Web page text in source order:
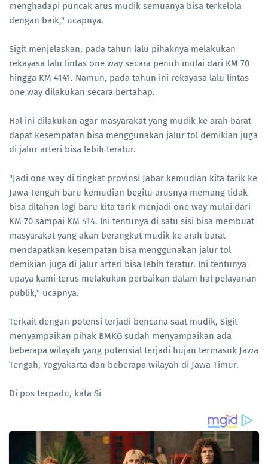
menghadapi puncak arus mudik semuanya bisa terkelola
dengan baik," ucapnya.
Sigit menjelaskan, pada tahun lalu pihaknya melakukan
rekayasa lalu lintas one way secara penuh mulai dari KM 70
hingga KM 4141. Namun, pada tahun ini rekayasa lalu lintas
one way dilakukan secara bertahap.
Hal ini dilakukan agar masyarakat yang mudik ke arah barat
dapat kesempatan bisa menggunakan jalur tol demikian juga
di jalur arteri bisa lebih teratur.
"Jadi one way di tingkat provinsi Jabar kemudian kita tarik ke
Jawa Tengah baru kemudian begitu arusnya memang tidak
bisa ditahan lagi baru kita tarik menjadi one way mulai dari
KM 70 sampai KM 414. Ini tentunya di satu sisi bisa membuat
masyarakat yang akan berangkat mudik ke arah barat
mendapatkan kesempatan bisa menggunakan jalur tol
demikian juga di jalur arteri bisa lebih teratur. Ini tentunya
upaya kami terus melakukan perbaikan dalam hal pelayanan
publik," ucapnya.
Terkait dengan potensi terjadi bencana saat mudik, Sigit
menyampaikan pihak BMKG sudah menyampaikan ada
beberapa wilayah yang potensial terjadi hujan termasuk Jawa
Tengah, Yogyakarta dan beberapa wilayah di Jawa Timur.
Di pos terpadu, kata Si